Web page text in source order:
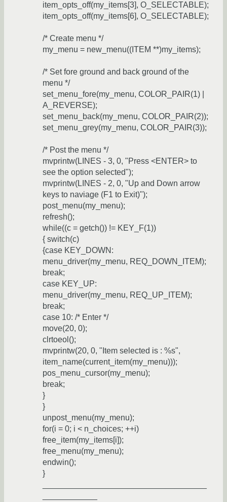
item_opts_off(my_items[3], O_SELECTABLE);
item_opts_off(my_items[6], O_SELECTABLE);
/* Create menu */
my_menu = new_menu((ITEM **)my_items);
/* Set fore ground and back ground of the
menu */
set_menu_fore(my_menu, COLOR_PAIR(1) |
A_REVERSE);
set_menu_back(my_menu, COLOR_PAIR(2));
set_menu_grey(my_menu, COLOR_PAIR(3));
/* Post the menu */
mvprintw(LINES - 3, 0, "Press <ENTER> to
see the option selected");
mvprintw(LINES - 2, 0, "Up and Down arrow
keys to naviage (F1 to Exit)");
post_menu(my_menu);
refresh();
while((c = getch()) != KEY_F(1))
{ switch(c)
{case KEY_DOWN:
menu_driver(my_menu, REQ_DOWN_ITEM);
break;
case KEY_UP:
menu_driver(my_menu, REQ_UP_ITEM);
break;
case 10: /* Enter */
move(20, 0);
clrtoeol();
mvprintw(20, 0, "Item selected is : %s",
item_name(current_item(my_menu)));
pos_menu_cursor(my_menu);
break;
}
}
unpost_menu(my_menu);
for(i = 0; i < n_choices; ++i)
free_item(my_items[i]);
free_menu(my_menu);
endwin();
}